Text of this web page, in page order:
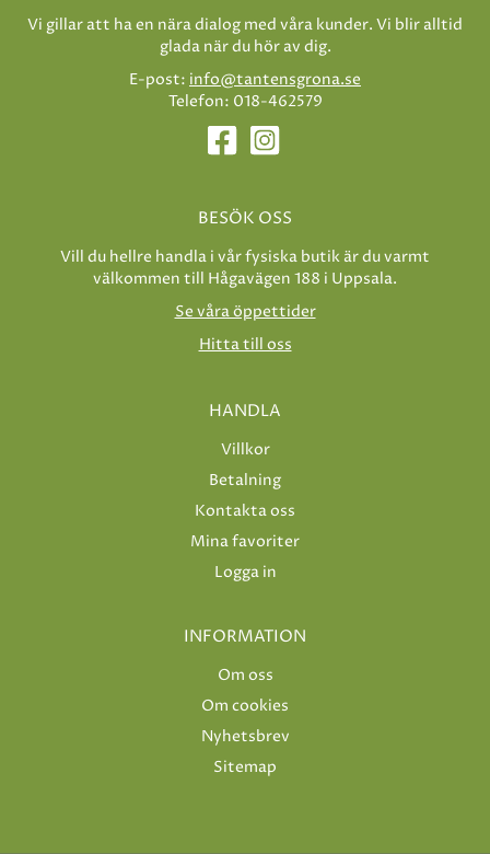
Vi gillar att ha en nära dialog med våra kunder. Vi blir alltid
glada när du hör av dig.
E-post: info@tantensgrona.se
Telefon: 018-462579
BESÖK OSS
Vill du hellre handla i vår fysiska butik är du varmt
välkommen till Hågavägen 188 i Uppsala.
Se våra öppettider
Hitta till oss
HANDLA
Villkor
Betalning
Kontakta oss
Mina favoriter
Logga in
INFORMATION
Om oss
Om cookies
Nyhetsbrev
Sitemap